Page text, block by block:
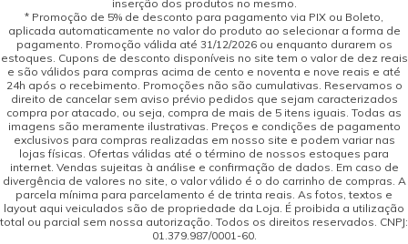
inserção dos produtos no mesmo.
* Promoção de 5% de desconto para pagamento via PIX ou Boleto,
aplicada automaticamente no valor do produto ao selecionar a forma de
pagamento. Promoção válida até 31/12/2026 ou enquanto durarem os
estoques. Cupons de desconto disponíveis no site tem o valor de dez reais
e são válidos para compras acima de cento e noventa e nove reais e até
24h após o recebimento. Promoções não são cumulativas. Reservamos o
direito de cancelar sem aviso prévio pedidos que sejam caracterizados
compra por atacado, ou seja, compra de mais de 5 itens iguais. Todas as
imagens são meramente ilustrativas. Preços e condições de pagamento
exclusivos para compras realizadas em nosso site e podem variar nas
lojas físicas. Ofertas válidas até o término de nossos estoques para
internet. Vendas sujeitas à análise e confirmação de dados. Em caso de
divergência de valores no site, o valor válido é o do carrinho de compras. A
parcela mínima para parcelamento é de trinta reais. As fotos, textos e
layout aqui veiculados são de propriedade da Loja. É proibida a utilização
total ou parcial sem nossa autorização. Todos os direitos reservados. CNPJ:
01.379.987/0001-60.